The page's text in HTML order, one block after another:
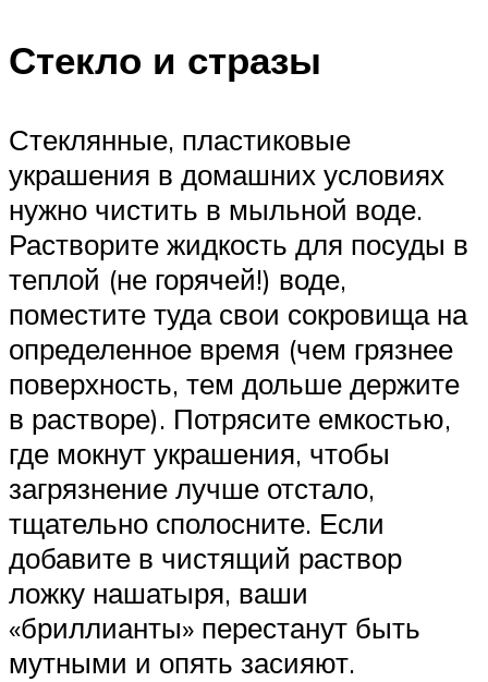
Стекло и стразы
Стеклянные, пластиковые
украшения в домашних условиях
нужно чистить в мыльной воде.
Растворите жидкость для посуды в
теплой (не горячей!) воде,
поместите туда свои сокровища на
определенное время (чем грязнее
поверхность, тем дольше держите
в растворе). Потрясите емкостью,
где мокнут украшения, чтобы
загрязнение лучше отстало,
тщательно сполосните. Если
добавите в чистящий раствор
ложку нашатыря, ваши
«бриллианты» перестанут быть
мутными и опять засияют.